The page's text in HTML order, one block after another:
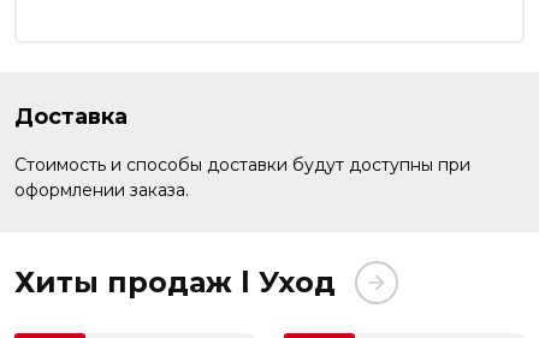
Доставка
Стоимость и способы доставки будут доступны при
оформлении заказа.
Хиты продаж l Уход